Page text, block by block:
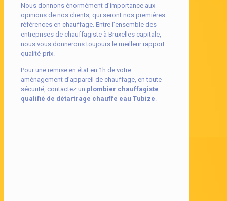
Nous donnons énormément d’importance aux
opinions de nos clients, qui seront nos premières
références en chauffage. Entre l’ensemble des
entreprises de chauffagiste à Bruxelles capitale,
nous vous donnerons toujours le meilleur rapport
qualité-prix.
Pour une remise en état en 1h de votre
aménagement d’appareil de chauffage, en toute
sécurité, contactez un plombier chauffagiste
qualifié de détartrage chauffe eau Tubize